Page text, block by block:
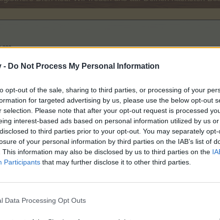
- Do Not Process My Personal Information
opt-out of the sale, sharing to third parties, or processing of your
for targeted advertising by us, please use the below opt-out
selection. Please note that after your opt-out request is processed
interest-based ads based on personal information utilized by us
to third parties prior to your opt-out. You may separately
of your personal information by third parties on the IAB’s list of
This information may also be disclosed by us to third parties on the
Participants that may further disclose it to other third parties.
Data Processing Opt Outs
6.000